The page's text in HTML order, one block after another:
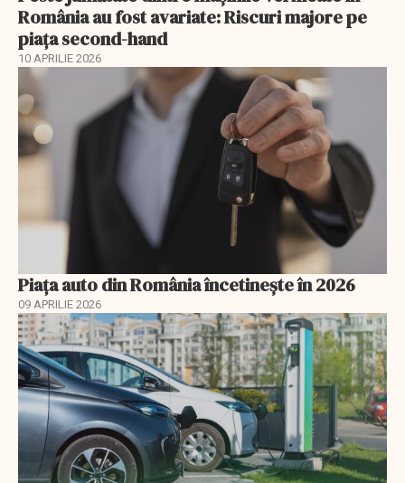
România au fost avariate: Riscuri majore pe
piața second-hand
10 APRILIE 2026
Piața auto din România încetinește în 2026
09 APRILIE 2026